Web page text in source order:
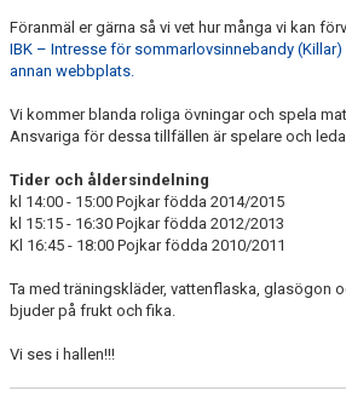
Föranmäl er gärna så vi vet hur många vi kan
IBK – Intresse för sommarlovsinnebandy
annan webbplats.
Vi kommer blanda roliga övningar och spela
Ansvariga för dessa tillfällen är spelare och
Tider och åldersindelning
kl 14:00 - 15:00 Pojkar födda 2014/2015
kl 15:15 - 16:30 Pojkar födda 2012/2013
Kl 16:45 - 18:00 Pojkar födda 2010/2011
Ta med träningskläder, vattenflaska, glasögon
bjuder på frukt och fika.
Vi ses i hallen!!!